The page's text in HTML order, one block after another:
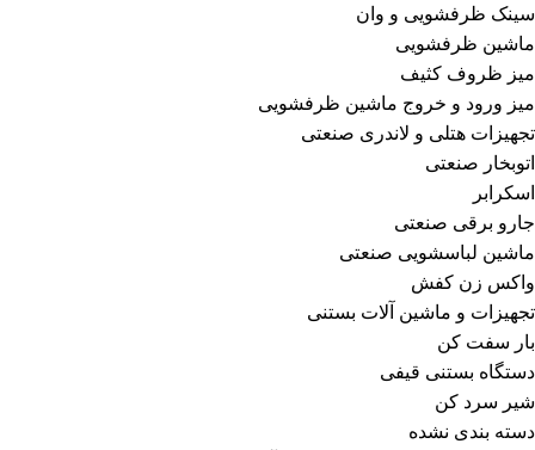
سینک ظرفشویی و وان
ماشین ظرفشویی
میز ظروف کثیف
میز ورود و خروج ماشین ظرفشویی
تجهیزات هتلی و لاندری صنعتی
اتوبخار صنعتی
اسکرابر
جارو برقی صنعتی
ماشین لباسشویی صنعتی
واکس زن کفش
تجهیزات و ماشین آلات بستنی
بار سفت کن
دستگاه بستنی قیفی
شیر سرد کن
دسته بندی نشده